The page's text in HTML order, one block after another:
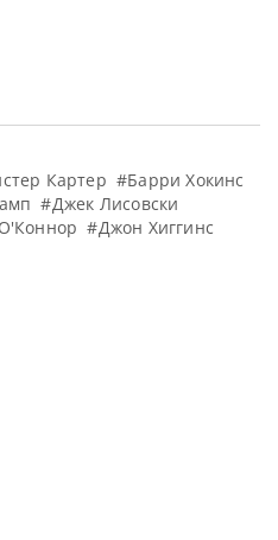
Картер #Барри Хокинс
#Джек Лисовски
#Джон Хиггинс